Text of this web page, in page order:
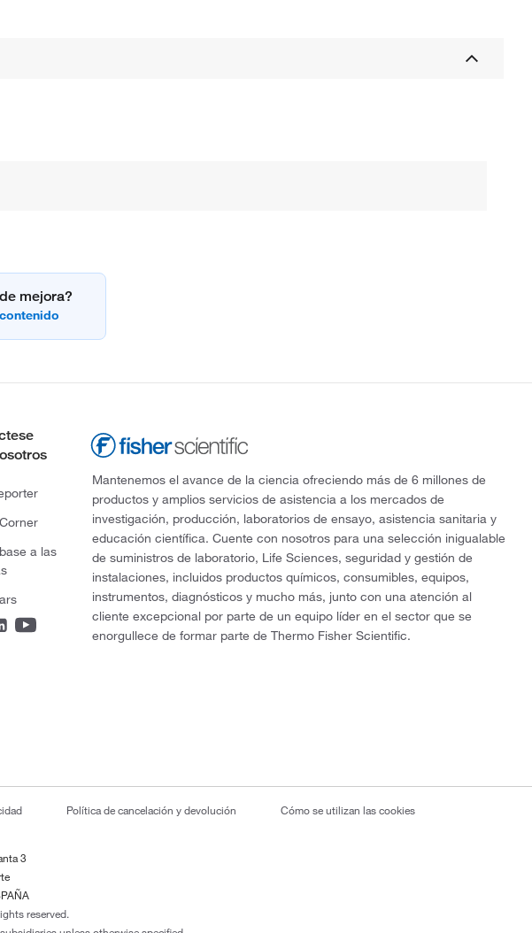
mejora?
a las
Mantenemos el avance de la ciencia ofreciendo más de 6 millones de
productos y amplios servicios de asistencia a los mercados de
investigación, producción, laboratorios de ensayo, asistencia sanitaria y
educación científica. Cuente con nosotros para una selección inigualable
de suministros de laboratorio, Life Sciences, seguridad y gestión de
instalaciones, incluidos productos químicos, consumibles, equipos,
instrumentos, diagnósticos y mucho más, junto con una atención al
cliente excepcional por parte de un equipo líder en el sector que se
enorgullece de formar parte de Thermo Fisher Scientific.
Política de cancelación y devolución Cómo se utilizan las cookies
3
reserved.